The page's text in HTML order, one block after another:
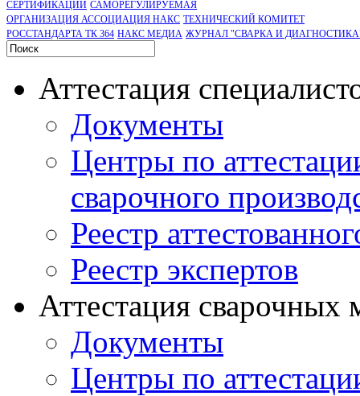
CЕРТИФИКАЦИИ САМОРЕГУЛИРУЕМАЯ
ОРГАНИЗАЦИЯ АССОЦИАЦИЯ НАКС ТЕХНИЧЕСКИЙ КОМИТЕТ
РОССТАНДАРТА ТК 364 НАКС МЕДИА ЖУРНАЛ "СВАРКА И
Аттестация
Документы
Центры по
сварочного
Реестр
Реестр экспертов
Аттестация сварочных
Документы
Центры по